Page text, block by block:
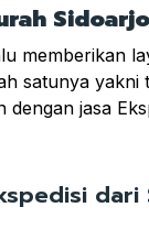
memberikan
satunya yakni
dengan jasa